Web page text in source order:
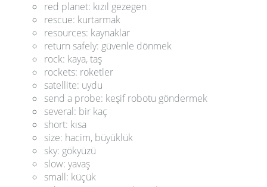
red planet: kızıl gezegen
rescue: kurtarmak
resources: kaynaklar
return safely: güvenle dönmek
rock: kaya, taş
rockets: roketler
satellite: uydu
send a probe: keşif robotu göndermek
several: bir kaç
short: kısa
size: hacim, büyüklük
sky: gökyüzü
slow: yavaş
small: küçük